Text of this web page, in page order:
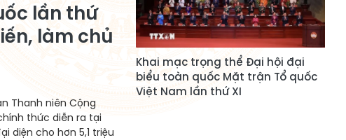
lần thứ
làm chủ
Thanh niên Cộng
thức diễn ra tại
diện cho hơn 5,1 triệu
Khai mạc trọng thể Đại hội đại
biểu toàn quốc Mặt trận Tổ quốc
Việt Nam lần thứ XI